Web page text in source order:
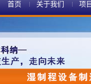
首页 关于我们 项